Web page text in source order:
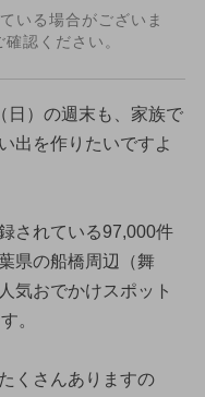
いる場合がございま
認ください。
日）の週末も、家族で
出を作りたいですよ
されている97,000件
県の船橋周辺（舞
気おでかけスポット
。
くさんありますの